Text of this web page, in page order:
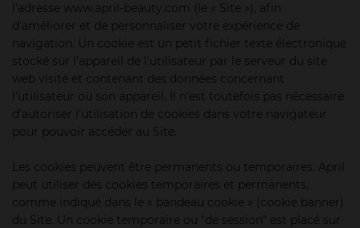
l’adresse www.april-beauty.com (le « Site »), afin
d’améliorer et de personnaliser votre expérience de
navigation. Un cookie est un petit fichier texte électronique
stocké sur l’appareil de l'utilisateur par le serveur du site
web visité et contenant des données concernant
l’utilisateur ou son appareil. Il n’est toutefois pas nécessaire
d'autoriser l’utilisation de cookies dans votre navigateur
pour pouvoir accéder au Site.
Les cookies peuvent être permanents ou temporaires. April
peut utiliser des cookies temporaires et permanents,
comme indiqué dans le « bandeau cookie » (cookie banner)
du Site. Un cookie temporaire ou "de session" est placé sur